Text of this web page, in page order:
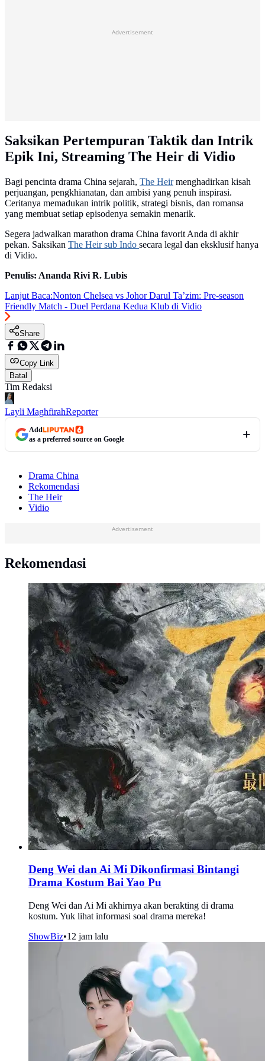
Advertisement
Saksikan Pertempuran Taktik dan Intrik
Epik Ini, Streaming The Heir di Vidio
Bagi pencinta drama China sejarah, The Heirmenghadirkan kisah
perjuangan, pengkhianatan, dan ambisi yang penuh inspirasi.
Ceritanya memadukan intrik politik, strategi bisnis, dan romansa
yang membuat setiap episodenya semakin menarik.
Segera jadwalkan marathon drama China favorit Anda di akhir
pekan. Saksikan The Heir sub Indo secara legal dan eksklusif hanya
di Vidio.
Penulis: Ananda Rivi R. Lubis
Lanjut Baca:Nonton Chelsea vs Johor Darul Ta’zim: Pre-season
Friendly Match - Duel Perdana Kedua Klub di Vidio
Share
Copy Link
Batal
Tim Redaksi
Layli MaghfirahReporter
Add
as a preferred source on Google
Drama China
Rekomendasi
The Heir
Vidio
Advertisement
Rekomendasi
Deng Wei dan Ai Mi Dikonfirmasi Bintangi
Drama Kostum Bai Yao Pu
Deng Wei dan Ai Mi akhirnya akan berakting di drama
kostum. Yuk lihat informasi soal drama mereka!
ShowBiz•12 jam lalu